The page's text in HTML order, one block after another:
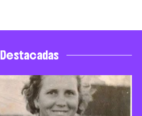
Destacadas